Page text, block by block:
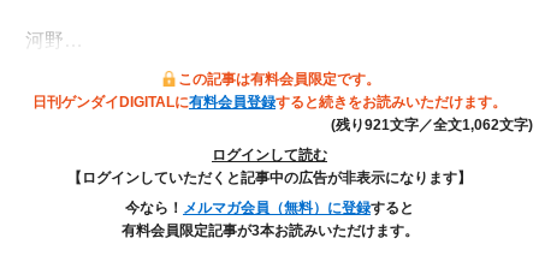
河野…
この記事は有料会員限定です。
日刊ゲンダイDIGITALに有料会員登録すると続きをお読みいただけます。
(残り921文字／全文1,062文字)
ログインして読む
【ログインしていただくと記事中の広告が非表示になります】
今なら！ メルマガ会員（無料）に登録すると
有料会員限定記事が3本お読みいただけます。